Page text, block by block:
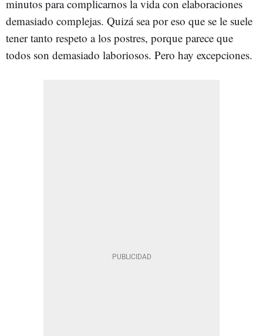
minutos para complicarnos la vida con elaboraciones
demasiado complejas. Quizá sea por eso que se le suele
tener tanto respeto a los postres, porque parece que
todos son demasiado laboriosos. Pero hay excepciones.